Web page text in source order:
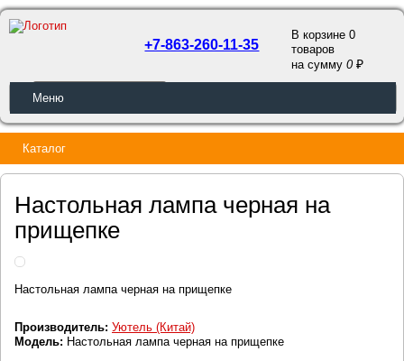
ОБРАТНЫЙ ЗВОНОК
+7-863-260-11-35
В корзине 0
товаров
на сумму0
Меню
Каталог
Настольная лампа черная на
прищепке
Настольная лампа черная на прищепке
Производитель: Уютель (Китай)
Модель: Настольная лампа черная на прищепке